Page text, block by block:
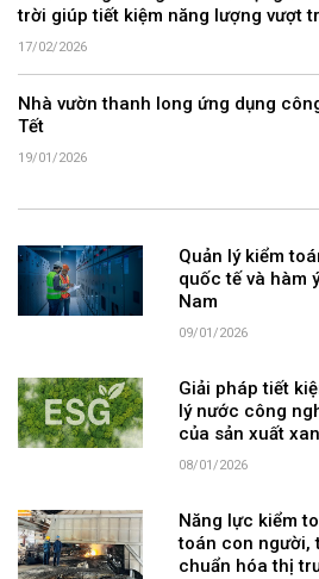
trời giúp tiết kiệm năng lượng vượt
17/02/2026
Nhà vườn thanh long ứng dụng
Tết
19/01/2026
Quản lý kiểm
quốc tế và hàm
Nam
09/01/2026
Giải pháp tiết
lý nước công
của sản xuất
08/01/2026
Năng lực kiểm
toán con người,
chuẩn hóa thị